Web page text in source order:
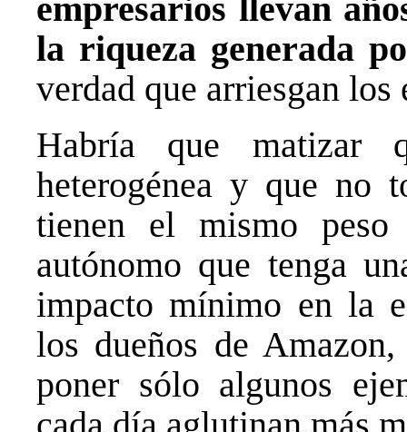
empresarios llevan
la riqueza generada
verdad que arriesgan los
Habría que matizar
heterogénea y que no
tienen el mismo
autónomo que tenga
impacto mínimo en la
los dueños de
poner sólo algunos